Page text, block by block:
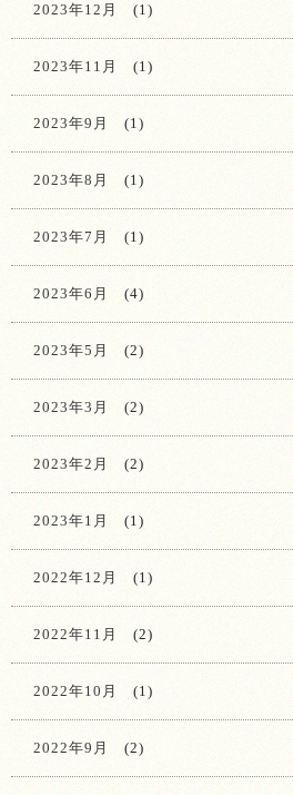
2023年12月 (1)
2023年11月 (1)
2023年9月 (1)
2023年8月 (1)
2023年7月 (1)
2023年6月 (4)
2023年5月 (2)
2023年3月 (2)
2023年2月 (2)
2023年1月 (1)
2022年12月 (1)
2022年11月 (2)
2022年10月 (1)
2022年9月 (2)